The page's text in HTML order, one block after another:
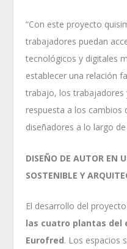
“Con este proyecto
trabajadores puedan
tecnológicos y digitales
establecer una relación
trabajo, los trabajadores
respuesta a los cambios
diseñadores a lo largo de
DISEÑO DE AUTOR EN
SOSTENIBLE Y
El desarrollo del
las cuatro plantas del
Eurofred. Los espacios